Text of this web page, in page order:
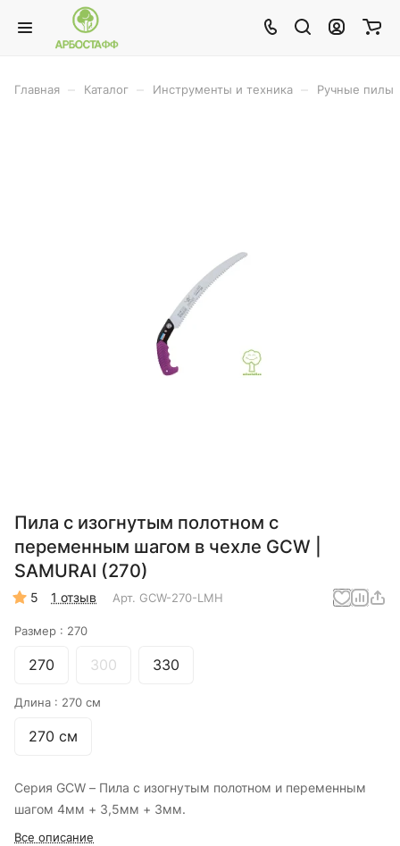
Главная Каталог Инструменты и техника Ручные пилы
Пила с изогнутым полотном с
переменным шагом в чехле GCW |
SAMURAI (270)
5 1 отзыв Арт. GCW-270-LMH
Размер : 270
270 300 330
Длина : 270 см
270 см
Серия GCW – Пила с изогнутым полотном и переменным
шагом 4мм + 3,5мм + 3мм.
Все описание